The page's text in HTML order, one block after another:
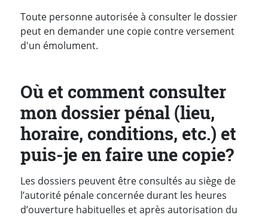
Toute personne autorisée à consulter le dossier
peut en demander une copie contre versement
d'un émolument.
Où et comment consulter
mon dossier pénal (lieu,
horaire, conditions, etc.) et
puis-je en faire une copie?
Les dossiers peuvent être consultés au siège de
l’autorité pénale concernée durant les heures
d’ouverture habituelles et après autorisation du